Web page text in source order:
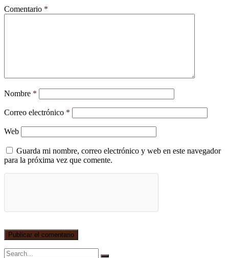
Comentario *
Nombre *
Correo electrónico *
Web
Guarda mi nombre, correo electrónico y web en este navegador
para la próxima vez que comente.